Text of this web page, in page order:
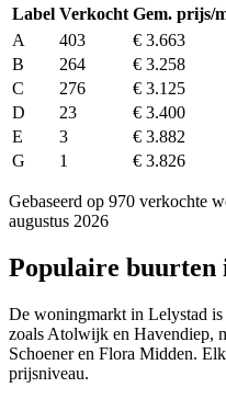
Label Verkocht Gem. prijs/
A
403 € 3.663
B
264 € 3.258
C
276 € 3.125
D
23 € 3.400
E
3 € 3.882
G
1 € 3.826
Gebaseerd op 970 verkochte
augustus 2026
Populaire buurten
De woningmarkt in Lelystad
zoals Atolwijk en Havendiep,
Schoener en Flora Midden.
prijsniveau.